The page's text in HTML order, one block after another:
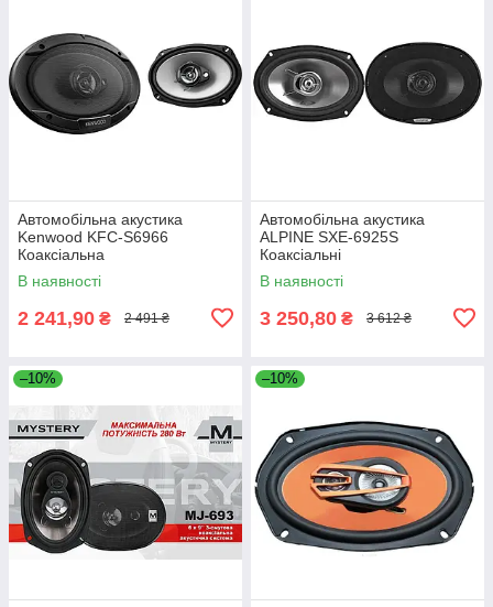
Автомобільна акустика
Kenwood KFC-S6966
Коаксіальна
В наявності
2 241,90 ₴ 2 491 ₴
Автомобільна акустика
ALPINE SXE-6925S
Коаксіальні
В наявності
3 250,80 ₴ 3 612 ₴
–10% –10%